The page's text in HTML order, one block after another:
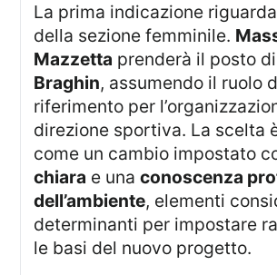
La prima indicazione riguarda la guida
della sezione femminile.
Mazzetta prenderà il posto di
Braghin, assumendo il ruolo
riferimento per
direzione sportiva. La scelta
come un cambio impostato
chiara e unaconoscenza
dell’ambiente, elementi
determinanti per impostare
le basi del nuovo progetto.